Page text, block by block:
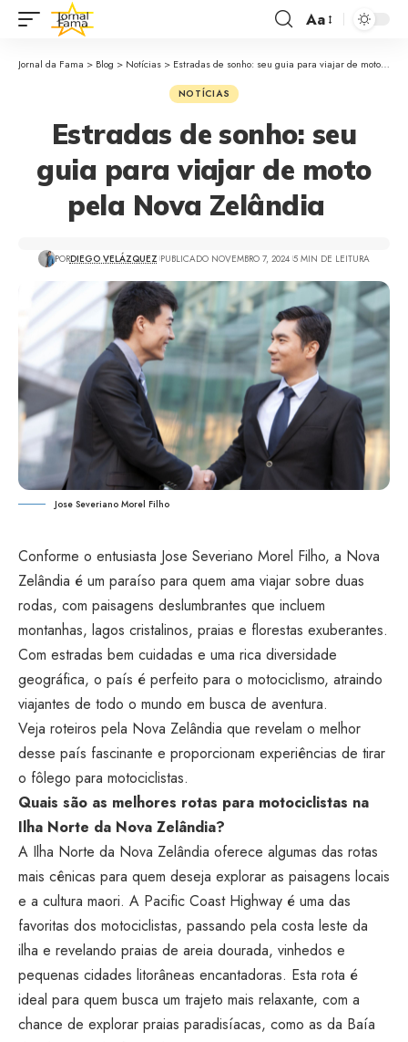
Aa
Jornal da Fama > Blog > Notícias > Estradas de sonho: seu guia para viajar de moto pela Nova Zelândia
NOTÍCIAS
Estradas de sonho: seu
guia para viajar de moto
pela Nova Zelândia
PORDIEGO VELÁZQUEZ PUBLICADO NOVEMBRO 7, 2024 5 MIN DE LEITURA
Jose Severiano Morel Filho
Conforme o entusiasta Jose Severiano Morel Filho, a Nova
Zelândia é um paraíso para quem ama viajar sobre duas
rodas, com paisagens deslumbrantes que incluem
montanhas, lagos cristalinos, praias e florestas exuberantes.
Com estradas bem cuidadas e uma rica diversidade
geográfica, o país é perfeito para o motociclismo, atraindo
viajantes de todo o mundo em busca de aventura.
Veja roteiros pela Nova Zelândia que revelam o melhor
desse país fascinante e proporcionam experiências de tirar
o fôlego para motociclistas.
Quais são as melhores rotas para motociclistas na
Ilha Norte da Nova Zelândia?
A Ilha Norte da Nova Zelândia oferece algumas das rotas
mais cênicas para quem deseja explorar as paisagens locais
e a cultura maori. A Pacific Coast Highway é uma das
favoritas dos motociclistas, passando pela costa leste da
ilha e revelando praias de areia dourada, vinhedos e
pequenas cidades litorâneas encantadoras. Esta rota é
ideal para quem busca um trajeto mais relaxante, com a
chance de explorar praias paradisíacas, como as da Baía